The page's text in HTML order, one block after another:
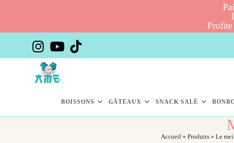
Profite
BOISSONS GÂTEAUX SNACK SALÉ
Accueil» Produits» Le